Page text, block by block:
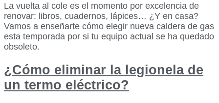
La vuelta al cole es el momento por excelencia de
renovar: libros, cuadernos, lápices… ¿Y en casa?
Vamos a enseñarte cómo elegir nueva caldera de gas
esta temporada por si tu equipo actual se ha quedado
obsoleto.
¿Cómo eliminar la legionela de
un termo eléctrico?